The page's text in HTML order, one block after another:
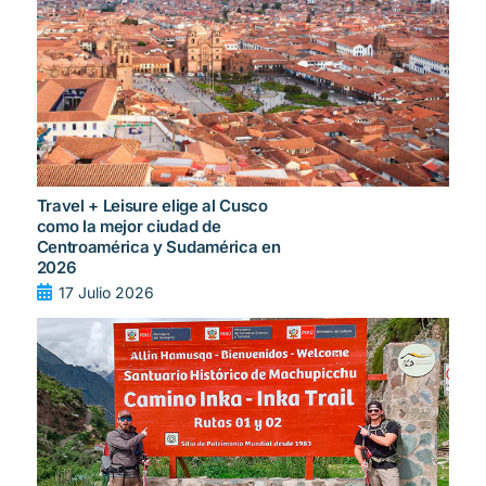
Travel + Leisure elige al Cusco
como la mejor ciudad de
Centroamérica y Sudamérica en
2026
17 Julio 2026